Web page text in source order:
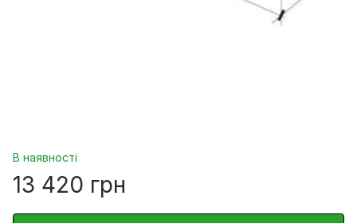
В наявності
13 420 грн